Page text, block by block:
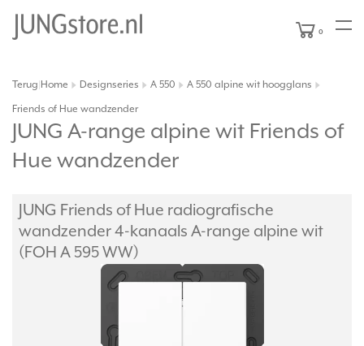
0
Terug Home Designseries A 550
A 550 alpine wit hoogglans
Friends of Hue wandzender
JUNG A-range alpine wit Friends of
Hue wandzender
JUNG Friends of Hue radiografische
wandzender 4-kanaals A-range alpine wit
(FOH A 595 WW)